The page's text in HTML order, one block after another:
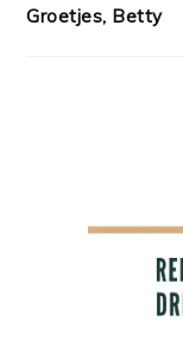
Groetjes, Betty